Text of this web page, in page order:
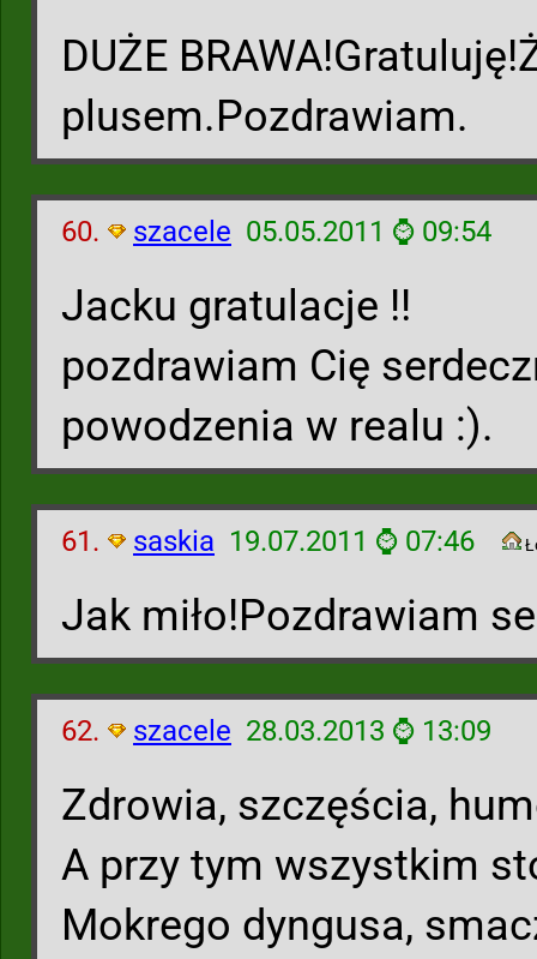
DUŻE
plusem.Pozdrawiam.
60. szacele 05.05.2011 ⌚ 09:54
Jacku gratulacje !!
pozdrawiam Cię
powodzenia w realu :).
61. saskia 19.07.2011 ⌚ 07:46
Jak miło!Pozdrawiam
62. szacele 28.03.2013 ⌚ 13:09
Zdrowia, szczęścia,
A przy tym wszystkim
Mokrego dyngusa,